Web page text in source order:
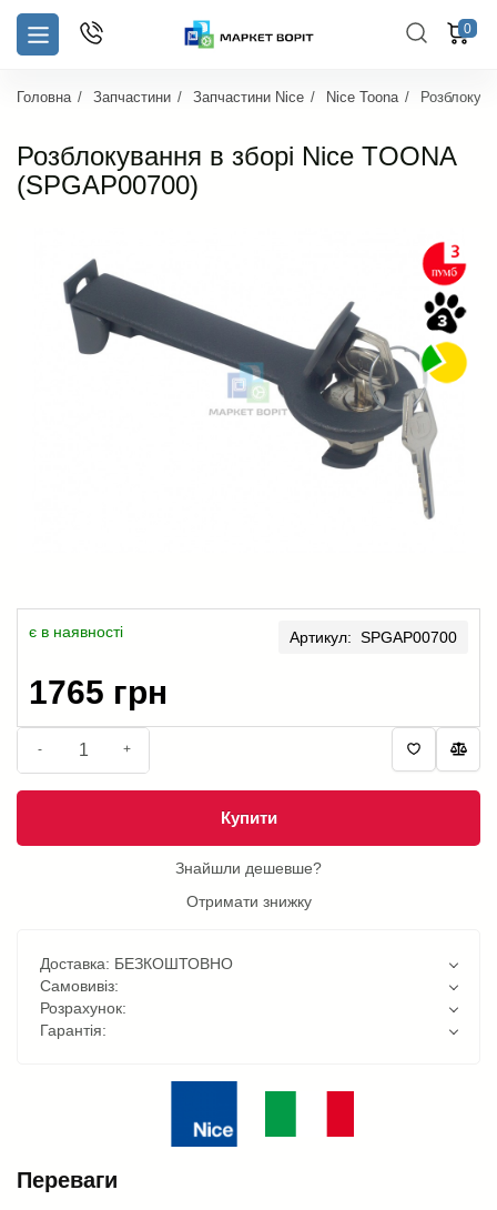
0
Головна Запчастини Запчастини Nice Nice Toona
Розблокування в зборі Nice TOONA
(SPGAP00700)
є в наявності Артикул: SPGAP00700
1765 грн
- +
Купити
Знайшли дешевше?
Отримати знижку
Доставка: БЕЗКОШТОВНО
Самовивіз:
Розрахунок:
Гарантія:
Переваги